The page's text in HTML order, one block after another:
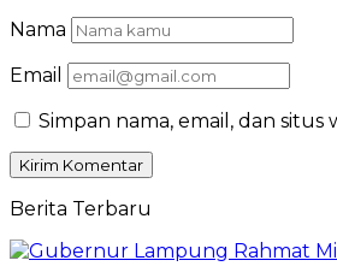
Nama
Email
Simpan nama, email, dan
Berita Terbaru